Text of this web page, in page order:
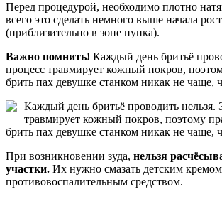
Перед процедурой, необходимо плотно
всего это сделать немного выше начала
(приблизительно в зоне пупка).
Важно помнить! Каждый день бритьё
процесс травмирует кожный покров,
брить пах девушке станком никак не чаще,
Каждый день бритьё проводить нельзя.
травмирует кожный покров, поэтому
брить пах девушке станком никак не чаще,
При возникновении зуда, нельзя
участки. Их нужно смазать детским
противовоспалительным средством.